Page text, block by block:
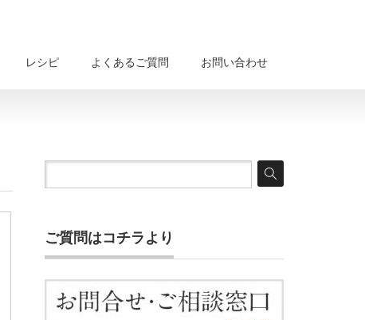
レシピ よくあるご質問 お問い合わせ
ご質問はコチラより